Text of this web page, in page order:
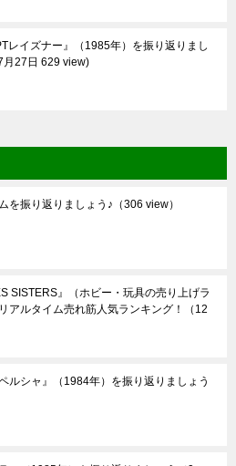
レイズナー』（1985年）を振り返りまし
月27日 629 view
を振り返りましょう♪ （306 view）
SISTERS』（ホビー・玩具の売り上げラ
アルタイム売れ筋人気ランキング！
（12
ルシャ』（1984年）を振り返りましょう